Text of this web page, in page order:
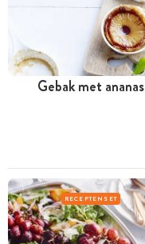
Gebak met ananas
RECEPTENSET